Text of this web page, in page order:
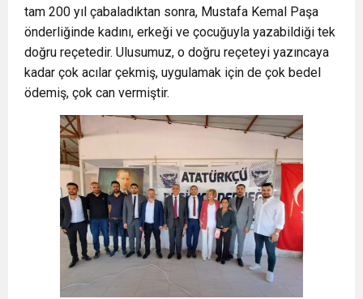
tam 200 yıl çabaladıktan sonra, Mustafa Kemal Paşa
önderliğinde kadını, erkeği ve çocuğuyla yazabildiği tek
doğru reçetedir. Ulusumuz, o doğru reçeteyi yazıncaya
kadar çok acılar çekmiş, uygulamak için de çok bedel
ödemiş, çok can vermiştir.